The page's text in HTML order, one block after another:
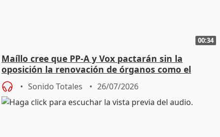
00:34
Maíllo cree que PP-A y Vox pactarán sin la
oposición la renovación de órganos como el
Defensor
Sonido Totales 26/07/2026